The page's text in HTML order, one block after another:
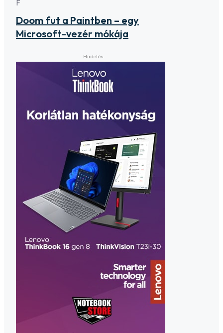
F
Doom fut a Paintben – egy
Microsoft-vezér mókája